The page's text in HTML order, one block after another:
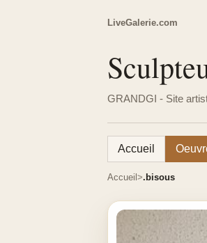
LiveGalerie.com
GRANDGI - Site
Accueil
Accueil .bisous